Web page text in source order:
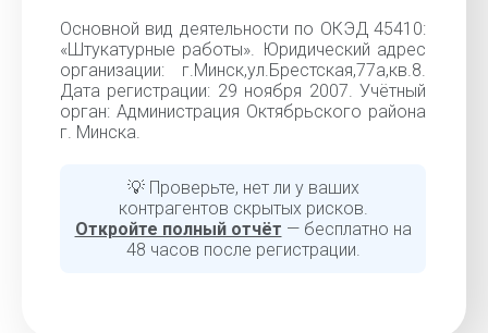
Основной вид деятельности по ОКЭД 45410:
«Штукатурные работы». Юридический адрес
организации: г.Минск,ул.Брестская,77а,кв.8.
Дата регистрации: 29 ноября 2007. Учётный
орган: Администрация Октябрьского района
г. Минска.
💡 Проверьте, нет ли у ваших
контрагентов скрытых рисков.
Откройте полный отчёт — бесплатно на
48 часов после регистрации.